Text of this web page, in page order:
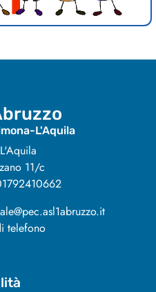
L'Aquila
11/c
telefono